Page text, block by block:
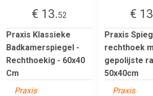
€ 13.52
Praxis Klassieke
Badkamerspiegel -
Rechthoekig - 60x40
Cm
Praxis
€
Praxis
rechthoek
gepolijste
50x40cm
Praxis